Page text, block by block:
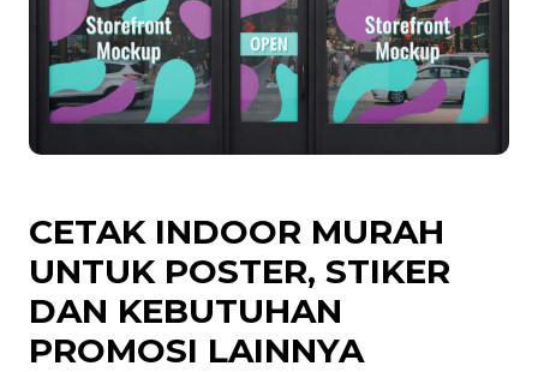
CETAK INDOOR MURAH
UNTUK POSTER, STIKER
DAN KEBUTUHAN
PROMOSI LAINNYA